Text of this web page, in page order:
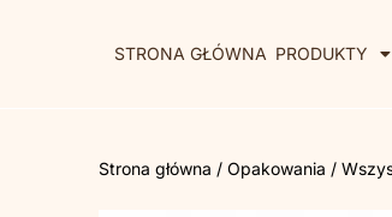
STRONA GŁÓWNA PRODUKTY
Strona główna / Opakowania /